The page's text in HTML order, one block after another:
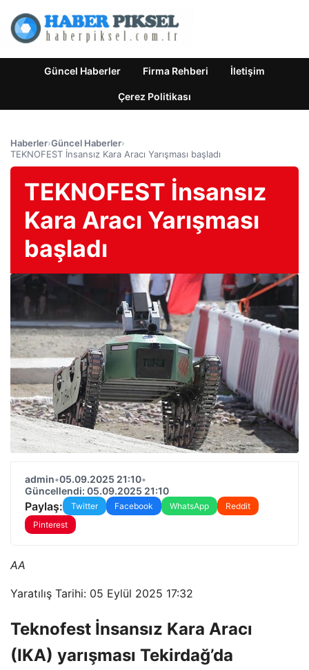
Güncel Haberler Firma Rehberi İletişim
Çerez Politikası
Haberler›Güncel Haberler›
TEKNOFEST İnsansız Kara Aracı Yarışması başladı
TEKNOFEST İnsansız
Kara Aracı Yarışması
başladı
admin•05.09.2025 21:10•
Güncellendi: 05.09.2025 21:10
Paylaş: Twitter Facebook WhatsApp
Reddit
Pinterest
AA
Yaratılış Tarihi: 05 Eylül 2025 17:32
Teknofest İnsansız Kara Aracı
(IKA) yarışması Tekirdağ’da